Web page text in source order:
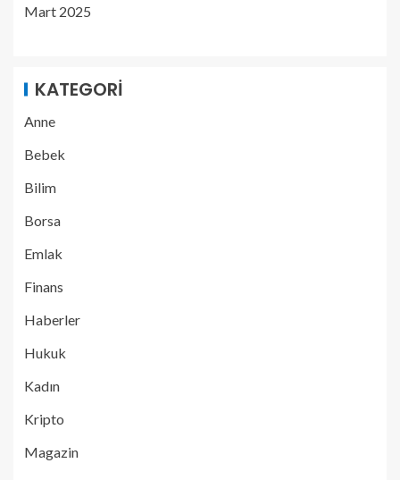
Mart 2025
KATEGORI
Anne
Bebek
Bilim
Borsa
Emlak
Finans
Haberler
Hukuk
Kadın
Kripto
Magazin